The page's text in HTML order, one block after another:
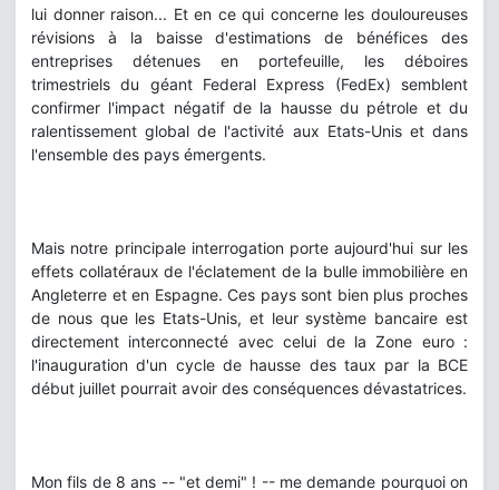
lui donner raison... Et en ce qui concerne les douloureuses
révisions à la baisse d'estimations de bénéfices des
entreprises détenues en portefeuille, les déboires
trimestriels du géant Federal Express (FedEx) semblent
confirmer l'impact négatif de la hausse du pétrole et du
ralentissement global de l'activité aux Etats-Unis et dans
l'ensemble des pays émergents.
Mais notre principale interrogation porte aujourd'hui sur les
effets collatéraux de l'éclatement de la bulle immobilière en
Angleterre et en Espagne. Ces pays sont bien plus proches
de nous que les Etats-Unis, et leur système bancaire est
directement interconnecté avec celui de la Zone euro :
l'inauguration d'un cycle de hausse des taux par la BCE
début juillet pourrait avoir des conséquences dévastatrices.
Mon fils de 8 ans -- "et demi" ! -- me demande pourquoi on